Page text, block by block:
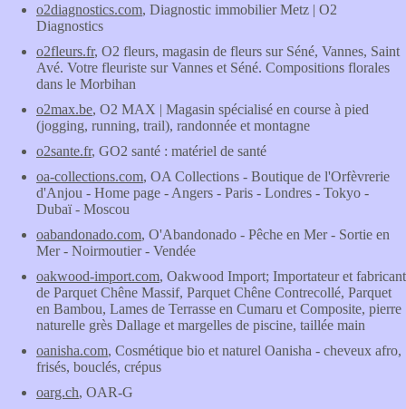
o2diagnostics.com, Diagnostic immobilier Metz | O2
Diagnostics
o2fleurs.fr, O2 fleurs, magasin de fleurs sur Séné, Vannes, Saint
Avé. Votre fleuriste sur Vannes et Séné. Compositions florales
dans le Morbihan
o2max.be, O2 MAX | Magasin spécialisé en course à pied
(jogging, running, trail), randonnée et montagne
o2sante.fr, GO2 santé : matériel de santé
oa-collections.com, OA Collections - Boutique de l'Orfèvrerie
d'Anjou - Home page - Angers - Paris - Londres - Tokyo -
Dubaï - Moscou
oabandonado.com, O'Abandonado - Pêche en Mer - Sortie en
Mer - Noirmoutier - Vendée
oakwood-import.com, Oakwood Import; Importateur et fabricant
de Parquet Chêne Massif, Parquet Chêne Contrecollé, Parquet
en Bambou, Lames de Terrasse en Cumaru et Composite, pierre
naturelle grès Dallage et margelles de piscine, taillée main
oanisha.com, Cosmétique bio et naturel Oanisha - cheveux afro,
frisés, bouclés, crépus
oarg.ch, OAR-G